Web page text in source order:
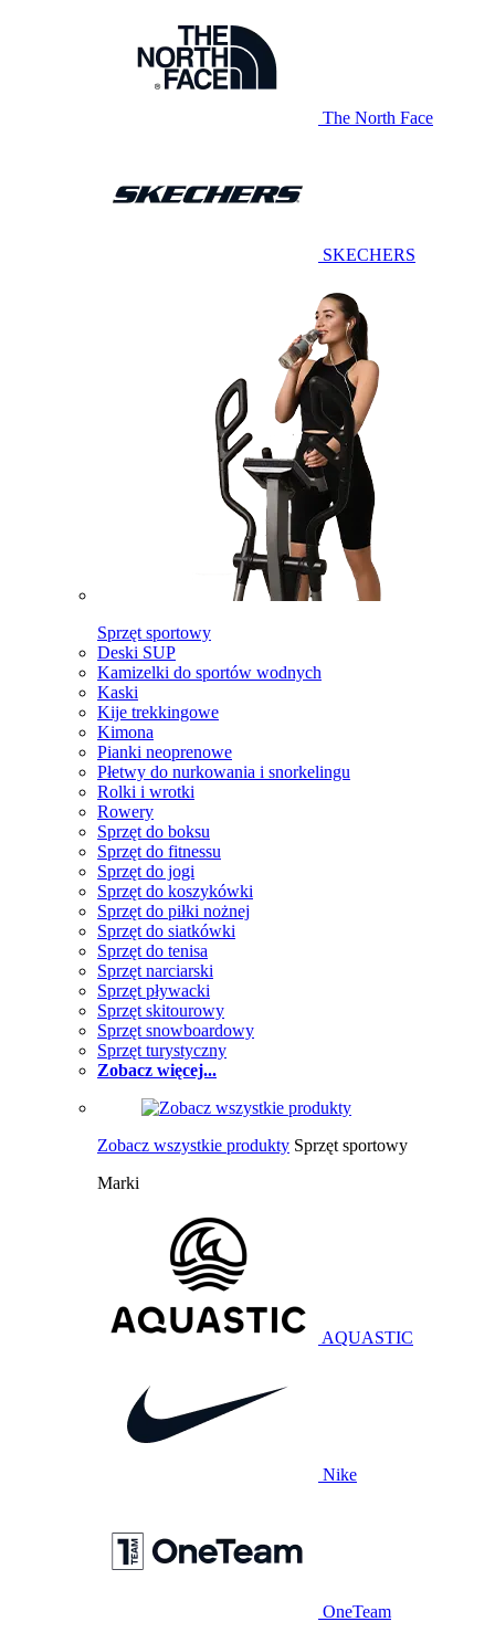
The North Face
SKECHERS
Sprzęt sportowy
Deski SUP
Kamizelki do sportów wodnych
Kaski
Kije trekkingowe
Kimona
Pianki neoprenowe
Płetwy do nurkowania i snorkelingu
Rolki i wrotki
Rowery
Sprzęt do boksu
Sprzęt do fitnessu
Sprzęt do jogi
Sprzęt do koszykówki
Sprzęt do piłki nożnej
Sprzęt do siatkówki
Sprzęt do tenisa
Sprzęt narciarski
Sprzęt pływacki
Sprzęt skitourowy
Sprzęt snowboardowy
Sprzęt turystyczny
Zobacz więcej...
Zobacz wszystkie produkty Sprzęt sportowy
Marki
AQUASTIC
Nike
OneTeam